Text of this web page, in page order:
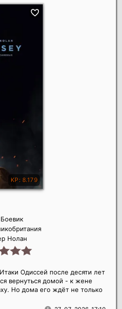
Нолан
Одиссей после десяти лет
вернуться домой - к жене
Но дома его ждёт не только